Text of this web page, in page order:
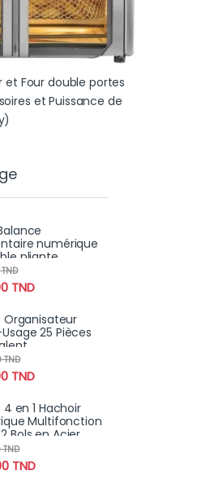
et Four double portes
et Puissance de
numérique
pliante
très précise
LCD 5Kg
TND
TND
Organisateur
25 Pièces
TND
TND
en 1 Hachoir
Multifonction
Bols en Acier
et éplucheur
TND
TND